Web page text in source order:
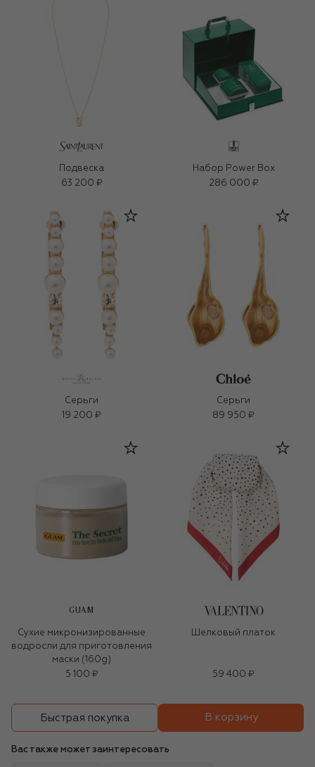
Подвеска
63 200 ₽
Набор Power Box
286 000 ₽
Серьги
19 200 ₽
Серьги
89 950 ₽
GUAM
Сухие микронизированные
водросли для приготовления
маски (160g)
5 100 ₽
Шелковый платок
59 400 ₽
Быстрая покупка В корзину
Вас также может заинтересовать